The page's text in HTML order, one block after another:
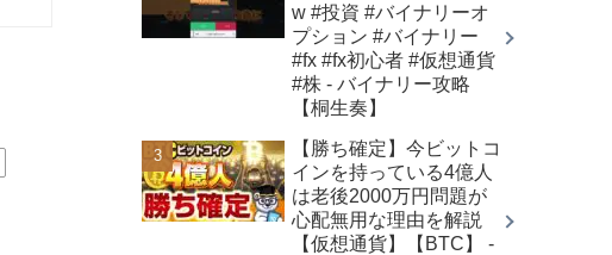
w #投資 #バイナリーオ
プション #バイナリー
#fx #fx初心者 #仮想通貨
#株 - バイナリー攻略
【桐生奏】
【勝ち確定】今ビットコ
インを持っている4億人
は老後2000万円問題が
心配無用な理由を解説
【仮想通貨】【BTC】 -